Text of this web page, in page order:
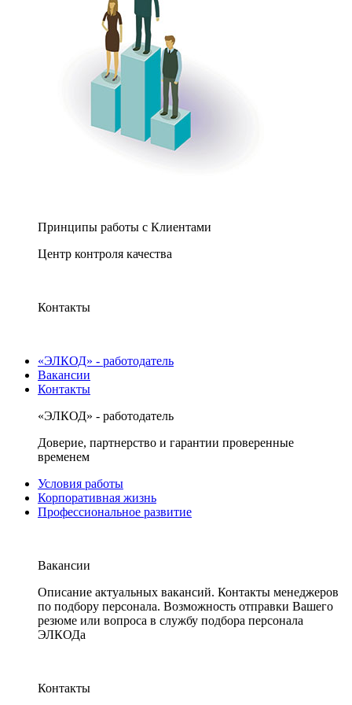
Принципы работы с Клиентами
Центр контроля качества
Контакты
«ЭЛКОД» - работодатель
Вакансии
Контакты
«ЭЛКОД» - работодатель
Доверие, партнерство и гарантии проверенные
временем
Условия работы
Корпоративная жизнь
Профессиональное развитие
Вакансии
Описание актуальных вакансий. Контакты менеджеров
по подбору персонала. Возможность отправки Вашего
резюме или вопроса в службу подбора персонала
ЭЛКОДа
Контакты